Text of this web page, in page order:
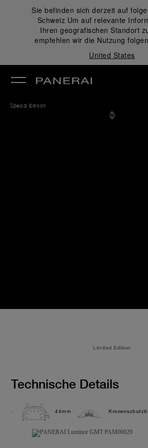
Sie befinden sich derzeit auf
Schweiz Um auf relevante
Ihren geografischen Standort
empfehlen wir die Nutzung
United States
Special Edition
Limited Edition
Technische Details
44mm